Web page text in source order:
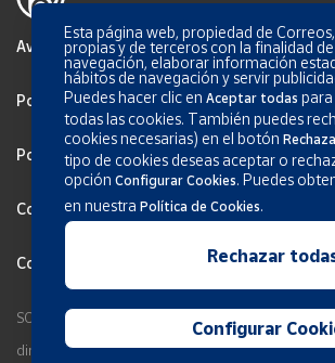
Aviso Legal
Política de Privacidade
Politica de Cookies
Configurar Cookies
Condições Gerais dos Serviços
SOCIEDAD ESTATAL CORREOS Y TELÉGRAFOS,
direitos reservados.
Esta página web, propiedad de
propias y de terceros con la finalidad
navegación, elaborar información
hábitos de navegación y servir
Puedes hacer clic enAceptar todas
todas las cookies. También puedes
cookies necesarias) en el botón
tipo de cookies deseas aceptar o
opciónConfigurar Cookies. Puedes
en nuestraPolítica de Cookies.
Rechazar
Configurar